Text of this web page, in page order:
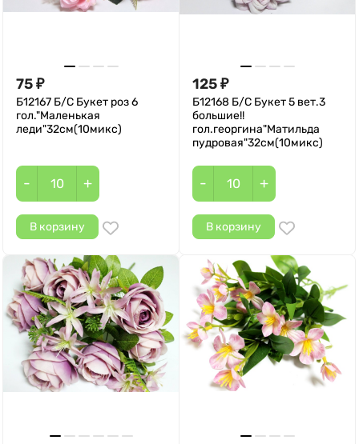
75 ₽
Б12167 Б/С Букет роз 6
гол."Маленькая
леди"32см(10микс)
- +
В корзину
125 ₽
Б12168 Б/С Букет 5 вет.3
большие!!
гол.георгина"Матильда
пудровая"32см(10микс)
- +
В корзину